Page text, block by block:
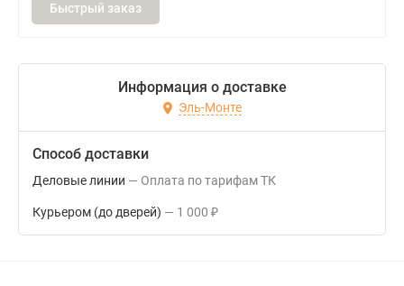
Быстрый заказ
Информация о доставке
Эль-Монте
Способ доставки
Деловые линии Оплата по тарифам ТК
Курьером (до дверей) 1 000 ₽